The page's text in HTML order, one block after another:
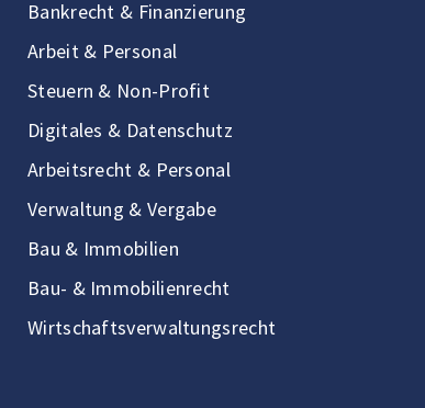
Bankrecht & Finanzierung
Arbeit & Personal
Steuern & Non-Profit
Digitales & Datenschutz
Arbeitsrecht & Personal
Verwaltung & Vergabe
Bau & Immobilien
Bau- & Immobilienrecht
Wirtschaftsverwaltungsrecht